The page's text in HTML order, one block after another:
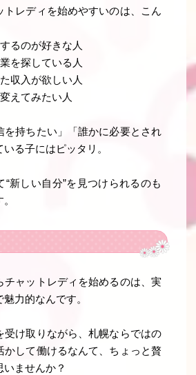
トレディを始めやすいのは、こん
るのが好きな人
を探している人
収入が欲しい人
えてみたい人
を持ちたい」「誰かに必要とされ
る子にはピッタリ。
“新しい自分”を見つけられるのも
チャットレディを始めるのは、実
力的なんです。
受け取りながら、札幌ならではの
かして働けるなんて、ちょっと贅
ませんか？